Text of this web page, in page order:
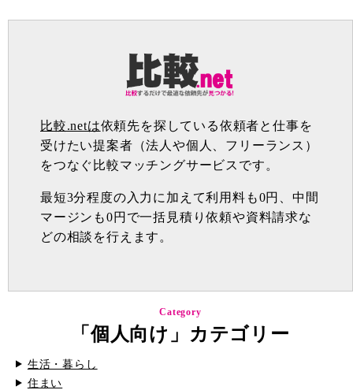
比較.netは依頼先を探している依頼者と仕事を
受けたい提案者（法人や個人、フリーランス）
をつなぐ比較マッチングサービスです。
最短3分程度の入力に加えて利用料も0円、中間
マージンも0円で一括見積り依頼や資料請求な
どの相談を行えます。
Category
「個人向け」カテゴリー
生活・暮らし
住まい